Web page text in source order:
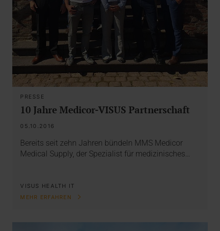
PRESSE
10 Jahre Medicor-VISUS Partnerschaft
05.10.2016
Bereits seit zehn Jahren bündeln MMS Medicor
Medical Supply, der Spezialist für medizinisches…
VISUS HEALTH IT
MEHR ERFAHREN